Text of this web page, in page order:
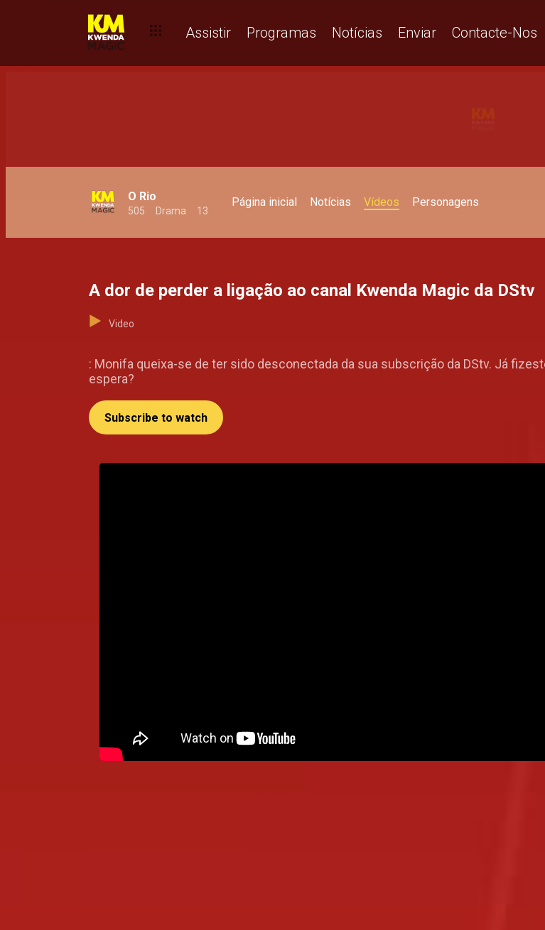
Assistir Programas Notícias Enviar Contacte-Nos
O Rio
505 Drama 13
Página inicial Notícias Vídeos Personagens
A dor de perder a ligação ao canal Kwenda Magic da DStv
Video
: Monifa queixa-se de ter sido desconectada da sua subscrição da DStv. Já
espera?
Subscribe to watch